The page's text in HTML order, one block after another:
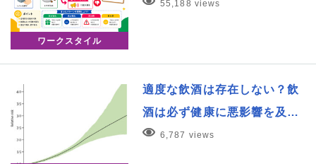
ワークスタイル
55,188 views
適度な飲酒は存在しない？飲
酒は必ず健康に悪影響を及…
6,787 views